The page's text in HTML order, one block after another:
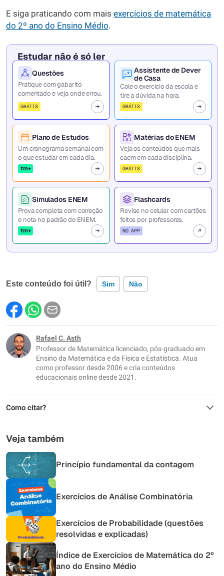
E siga praticando com mais exercícios de matemática
do 2º ano do Ensino Médio.
Estudar não é só ler
Questões
Pratique com gabarito
comentado e veja onde errou.
GRÁTIS
Assistente de Dever
de Casa
Cole o exercício da escola e
tire a dúvida na hora.
GRÁTIS
Plano de Estudos
Um cronograma semanal com
o que estudar em cada dia.
tm+
Matérias do ENEM
Veja os conteúdos que mais
caem em cada disciplina.
GRÁTIS
Simulados ENEM
Prova completa com correção
e nota no padrão do ENEM.
tm+
Flashcards
Revise no celular com cartões
feitos por professores.
NO APP
Este conteúdo foi útil? Sim Não
Este conteúdo contém informação incorreta
Este conteúdo não tem a informação que procuro
Outro
Rafael C. Asth
Professor de Matemática licenciado, pós-graduado em
Ensino da Matemática e da Física e Estatística. Atua
como professor desde 2006 e cria conteúdos
educacionais online desde 2021.
Como citar?
Veja também
Princípio fundamental da contagem
Exercícios de Análise Combinatória
Exercícios de Probabilidade (questões
resolvidas e explicadas)
Índice de Exercícios de Matemática do 2º
ano do Ensino Médio